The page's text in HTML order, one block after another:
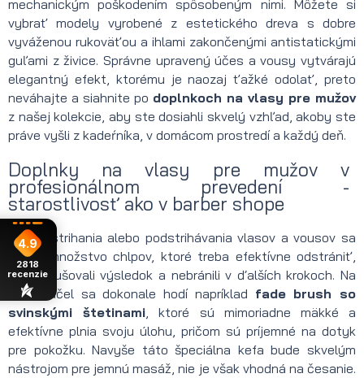
mechanickým poškodením spôsobeným nimi. Môžete si
vybrať modely vyrobené z estetického dreva s dobre
vyváženou rukoväťou a ihlami zakončenými antistatickými
guľami z živice. Správne upravený účes a vousy vytvárajú
elegantný efekt, ktorému je naozaj ťažké odolať, preto
neváhajte a siahnite po doplnkoch na vlasy pre mužov
z našej kolekcie, aby ste dosiahli skvelý vzhľad, akoby ste
práve vyšli z kadeŕníka, v domácom prostredí a každý deň.
Doplnky na vlasy pre mužov v
profesionálnom prevedení -
starostlivosť ako v barber shope
Počas strihania alebo podstrihávania vlasov a vousov sa
objaví množstvo chlpov, ktoré treba efektívne odstrániť,
aby narušovali výsledok a nebránili v ďalších krokoch. Na
tento účel sa dokonale hodí napríklad fade brush so
svinskými štetinami, ktoré sú mimoriadne mäkké a
efektívne plnia svoju úlohu, pričom sú príjemné na dotyk
pre pokožku. Navyše táto špeciálna kefa bude skvelým
nástrojom pre jemnú masáž, nie je však vhodná na česanie.
4.9
2818
recenzie